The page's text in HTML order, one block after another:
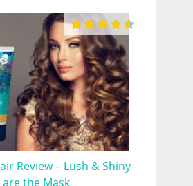
Review – Lush & Shiny
the Mask